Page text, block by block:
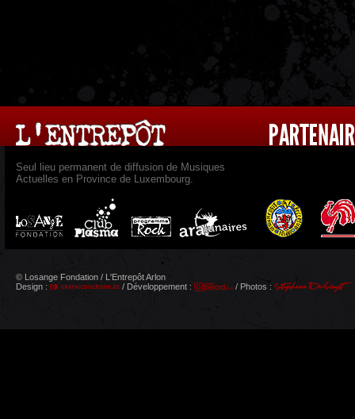
Seul lieu permanent de diffusion de Musiques
Actuelles en Province de Luxembourg.
© Losange Fondation / L'Entrepôt Arlon
Design :
/ Développement : / Photos :